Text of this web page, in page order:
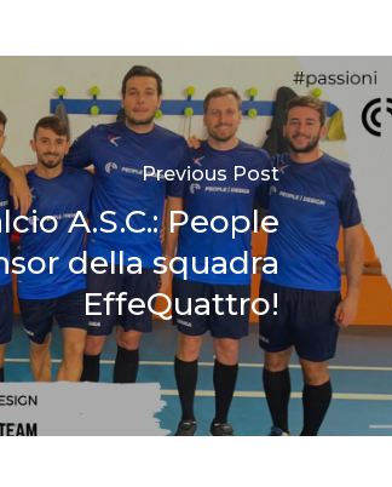
Previous Post
A.S.C.: People
della squadra
EffeQuattro!